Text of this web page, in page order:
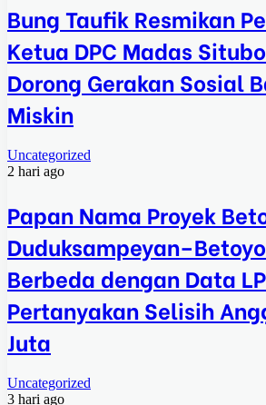
Bung Taufik Resmikan
Ketua DPC Madas
Dorong Gerakan Sosial
Miskin
Uncategorized
2 hari ago
Papan Nama Proyek
Berbeda dengan Data
Pertanyakan Selisih
Juta
Uncategorized
3 hari ago